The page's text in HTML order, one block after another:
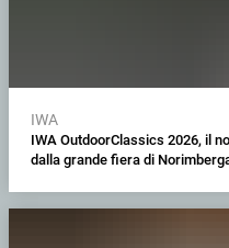
IWA
IWA OutdoorClassics 2026, il
dalla grande fiera di